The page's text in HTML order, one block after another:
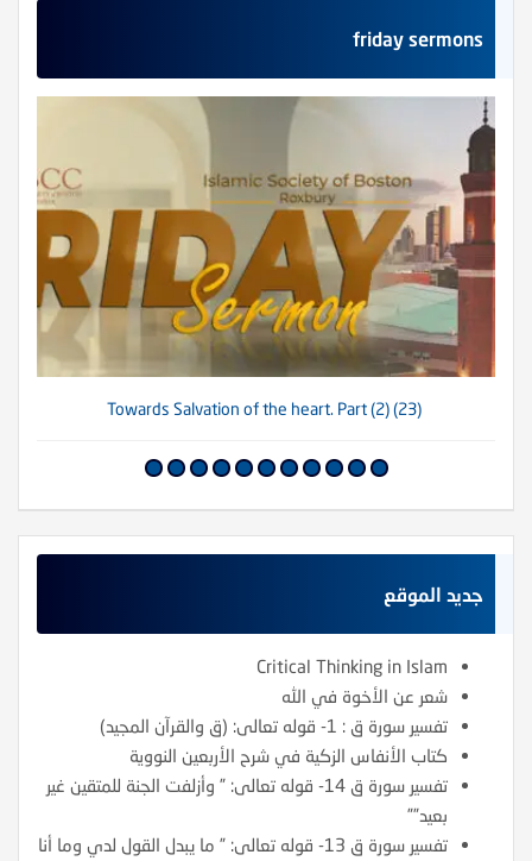
friday sermons
(23) Towards Salvation of the heart. Part (2)
جديد الموقع
Critical Thinking in Islam
شعر عن الأخوة في الله
تفسير سورة ق : 1- قوله تعالى: (ق والقرآن المجيد)
كتاب الأنفاس الزكية في شرح الأربعين النووية
تفسير سورة ق 14- قوله تعالى: ” وأزلفت الجنة للمتقين غير
بعيد””
تفسير سورة ق 13- قوله تعالى: ” ما يبدل القول لدي وما أنا